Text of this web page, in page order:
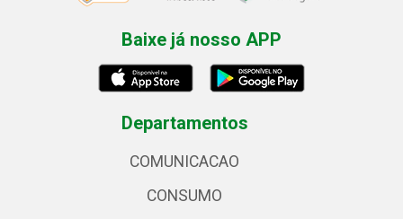
Baixe já nosso APP
Departamentos
COMUNICACAO
CONSUMO